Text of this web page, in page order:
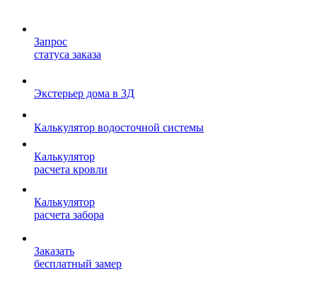
Запрос
статуса заказа
Экстерьер дома в 3Д
Калькулятор водосточной системы
Калькулятор
расчета кровли
Калькулятор
расчета забора
Заказать
бесплатный замер